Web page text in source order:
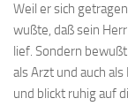
Weil er sich
wußte, daß sein
lief. Sondern
als Arzt und auch
und blickt ruhig auf